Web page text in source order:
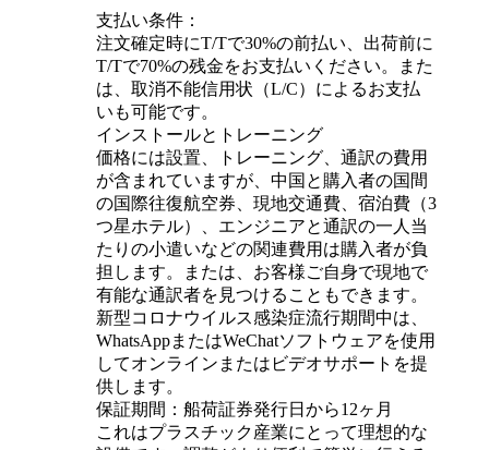
支払い条件：
注文確定時にT/Tで30%の前払い、出荷前に
T/Tで70%の残金をお支払いください。また
は、取消不能信用状（L/C）によるお支払
いも可能です。
インストールとトレーニング
価格には設置、トレーニング、通訳の費用
が含まれていますが、中国と購入者の国間
の国際往復航空券、現地交通費、宿泊費（3
つ星ホテル）、エンジニアと通訳の一人当
たりの小遣いなどの関連費用は購入者が負
担します。または、お客様ご自身で現地で
有能な通訳者を見つけることもできます。
新型コロナウイルス感染症流行期間中は、
WhatsAppまたはWeChatソフトウェアを使用
してオンラインまたはビデオサポートを提
供します。
保証期間：船荷証券発行日から12ヶ月
これはプラスチック産業にとって理想的な